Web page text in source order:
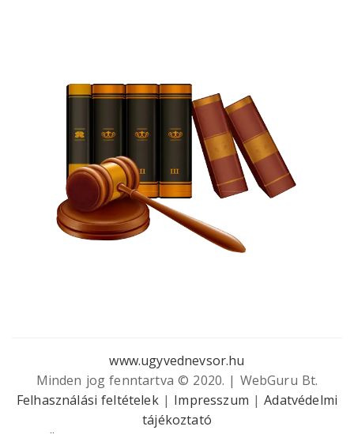
www.ugyvednevsor.hu
Minden jog fenntartva © 2020. | WebGuru Bt.
Felhasználási feltételek| Impresszum |Adatvédelmi
tájékoztató